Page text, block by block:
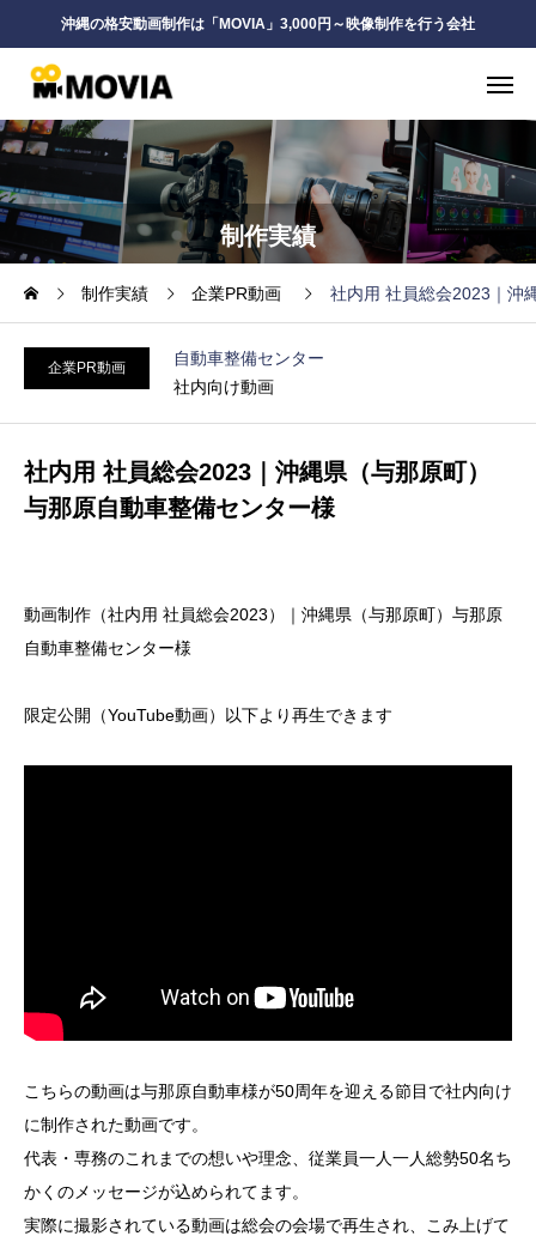
沖縄の格安動画制作は「MOVIA」3,000円～映像制作を行う会社
制作実績
制作実績 企業PR動画 社内用 社員総会2023｜沖
企業PR動画
自動車整備センター
社内向け動画
社内用 社員総会2023｜沖縄県（与那原町）
与那原自動車整備センター様
動画制作（社内用 社員総会2023）｜沖縄県（与那原町）与那原
自動車整備センター様
限定公開（YouTube動画）以下より再生できます
こちらの動画は与那原自動車様が50周年を迎える節目で社内向け
に制作された動画です。
代表・専務のこれまでの想いや理念、従業員一人一人総勢50名ち
かくのメッセージが込められてます。
実際に撮影されている動画は総会の会場で再生され、こみ上げて